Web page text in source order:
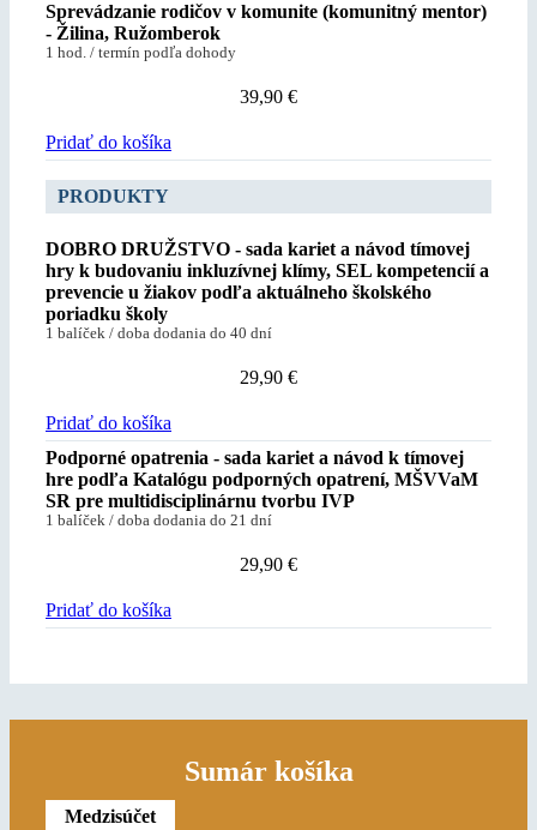
Sprevádzanie rodičov v komunite (komunitný mentor)
- Žilina, Ružomberok
1 hod. / termín podľa dohody
39,90 €
Pridať do košíka
PRODUKTY
DOBRO DRUŽSTVO - sada kariet a návod tímovej
hry k budovaniu inkluzívnej klímy, SEL kompetencií a
prevencie u žiakov podľa aktuálneho školského
poriadku školy
1 balíček / doba dodania do 40 dní
29,90 €
Pridať do košíka
Podporné opatrenia - sada kariet a návod k tímovej
hre podľa Katalógu podporných opatrení, MŠVVaM
SR pre multidisciplinárnu tvorbu IVP
1 balíček / doba dodania do 21 dní
29,90 €
Pridať do košíka
Sumár košíka
Medzisúčet